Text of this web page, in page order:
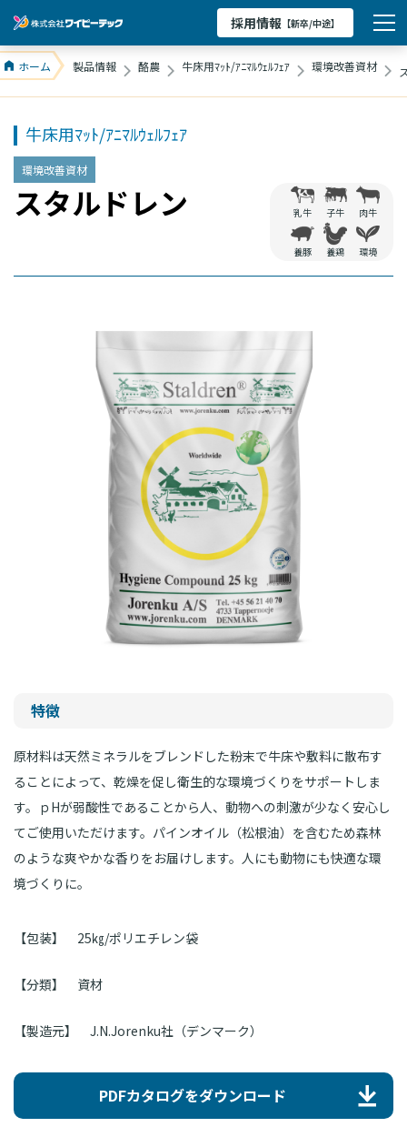
採用情報 【新卒/中途】
ホーム 製品情報 酪農 牛床用ﾏｯﾄ/ｱﾆﾏﾙｳｪﾙﾌｪｱ 環境改善資材
牛床用ﾏｯﾄ/ｱﾆﾏﾙｳｪﾙﾌｪｱ
環境改善資材
スタルドレン 乳牛 子牛 肉牛
養豚 養鶏 環境
特徴
原材料は天然ミネラルをブレンドした粉末で牛床や敷料に散布す
ることによって、乾燥を促し衛生的な環境づくりをサポートしま
す。ｐHが弱酸性であることから人、動物への刺激が少なく安心し
てご使用いただけます。パインオイル（松根油）を含むため森林
のような爽やかな香りをお届けします。人にも動物にも快適な環
境づくりに。
【包装】 25㎏/ポリエチレン袋
【分類】 資材
【製造元】 J.N.Jorenku社（デンマーク）
PDFカタログをダウンロード